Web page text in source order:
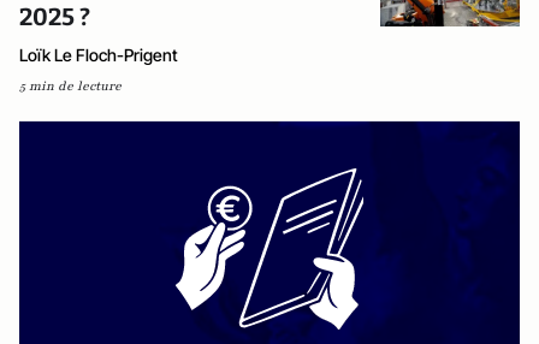
2025 ?
Loïk Le Floch-Prigent
5 min de lecture